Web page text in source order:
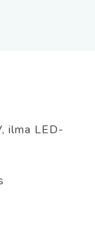
ilma LED-